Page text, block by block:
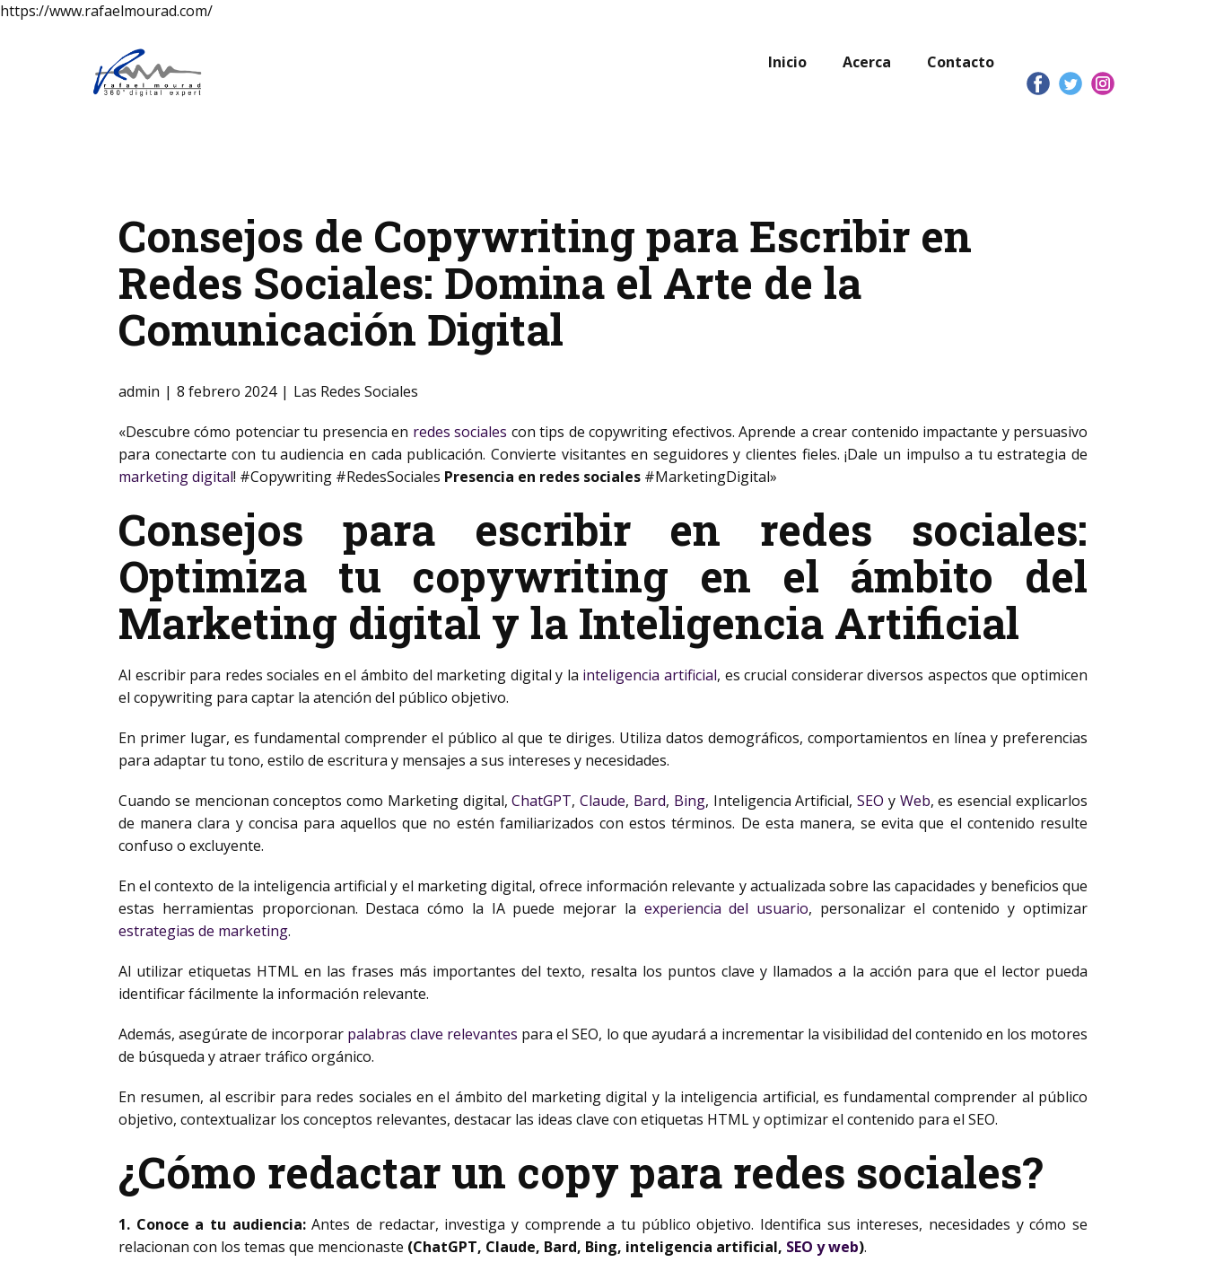
https://www.rafaelmourad.com/
Inicio Acerca Contacto
Consejos de Copywriting para Escribir en
Redes Sociales: Domina el Arte de la
Comunicación Digital
admin 8 febrero 2024 Las Redes Sociales
«Descubre cómo potenciar tu presencia en redes sociales con tips de copywriting efectivos. Aprende a crear contenido impactante y persuasivo
para conectarte con tu audiencia en cada publicación. Convierte visitantes en seguidores y clientes fieles. ¡Dale un impulso a tu estrategia de
marketing digital! #Copywriting #RedesSociales Presencia en redes sociales #MarketingDigital»
Consejos para escribir en redes sociales:
Optimiza tu copywriting en el ámbito del
Marketing digital y la Inteligencia Artificial
Al escribir para redes sociales en el ámbito del marketing digital y la inteligencia artificial, es crucial considerar diversos aspectos que optimicen
el copywriting para captar la atención del público objetivo.
En primer lugar, es fundamental comprender el público al que te diriges. Utiliza datos demográficos, comportamientos en línea y preferencias
para adaptar tu tono, estilo de escritura y mensajes a sus intereses y necesidades.
Cuando se mencionan conceptos como Marketing digital,ChatGPT,Claude, Bard, Bing, Inteligencia Artificial,SEO y Web, es esencial explicarlos
de manera clara y concisa para aquellos que no estén familiarizados con estos términos. De esta manera, se evita que el contenido resulte
confuso o excluyente.
En el contexto de la inteligencia artificial y el marketing digital, ofrece información relevante y actualizada sobre las capacidades y beneficios que
estas herramientas proporcionan. Destaca cómo la IA puede mejorar la experiencia del usuario, personalizar el contenido y optimizar
estrategias de marketing.
Al utilizar etiquetas HTMLen las frases más importantes del texto, resalta los puntos clave y llamados a la acción para que el lector pueda
identificar fácilmente la información relevante.
Además, asegúrate de incorporar palabras clave relevantes para el SEO, lo que ayudará a incrementar la visibilidad del contenido en los motores
de búsqueda y atraer tráfico orgánico.
En resumen, al escribir para redes sociales en el ámbito del marketing digital y la inteligencia artificial, es fundamental comprender al público
objetivo, contextualizar los conceptos relevantes, destacar las ideas clave con etiquetas HTMLy optimizar el contenido para el SEO.
¿Cómo redactar un copy para redes sociales?
1. Conoce a tu audiencia:Antes de redactar, investiga y comprende a tu público objetivo. Identifica sus intereses, necesidades y cómo se
relacionan con los temas que mencionaste (ChatGPT, Claude, Bard, Bing, inteligencia artificial, SEO y web).